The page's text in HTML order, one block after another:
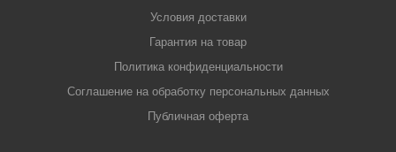
Условия доставки
Гарантия на товар
Политика конфиденциальности
Соглашение на обработку персональных данных
Публичная оферта